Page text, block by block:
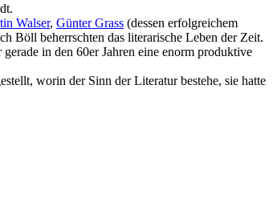
Walser, Günter Grass (dessen erfolgreichem
Böll beherrschten das literarische Leben der Zeit.
in den 60er Jahren eine enorm produktive
worin der Sinn der Literatur bestehe, sie hatte